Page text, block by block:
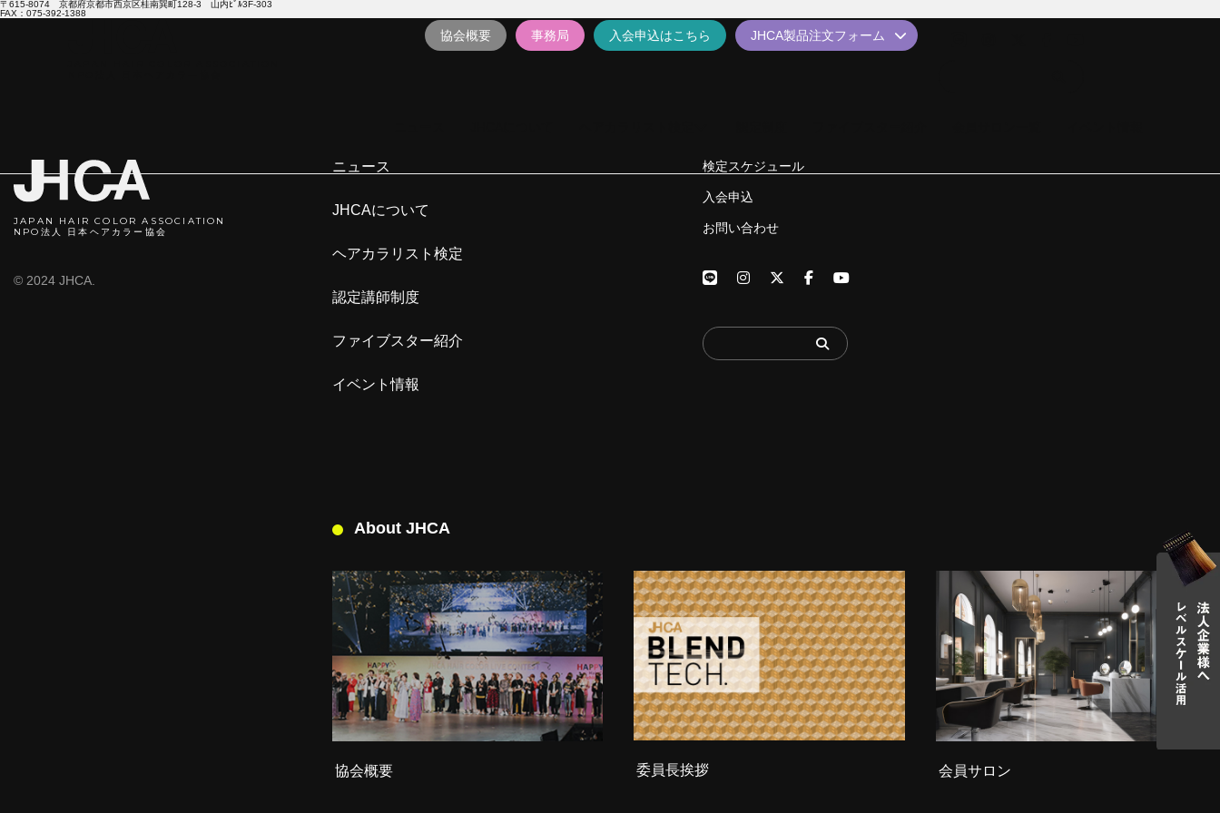
協会概要 事務局 入会申込はこちら JHCA製品注文フォーム
〒615-8074 京都府京都市西京区桂南巽町128-3 山内ﾋﾞﾙ3F-303
FAX：075-392-1388
JAPAN HAIR COLOR ASSOCIATION
NPO法人 日本ヘアカラー協会
© 2024 JHCA.
ニュース
JHCAについて
ヘアカラリスト検定
認定講師制度
ファイブスター紹介
イベント情報
検定スケジュール
入会申込
お問い合わせ
About JHCA
協会概要 委員長挨拶 会員サロン